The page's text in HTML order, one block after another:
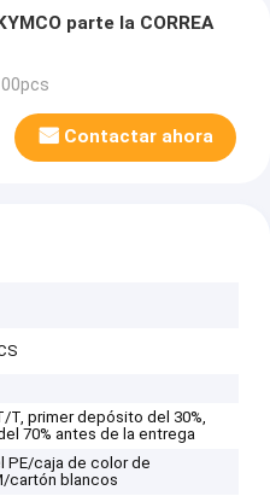
parte la CORREA
Contactar ahora
T, primer depósito del 30%,
70% antes de la entrega
PE/caja de color de
cartón blancos